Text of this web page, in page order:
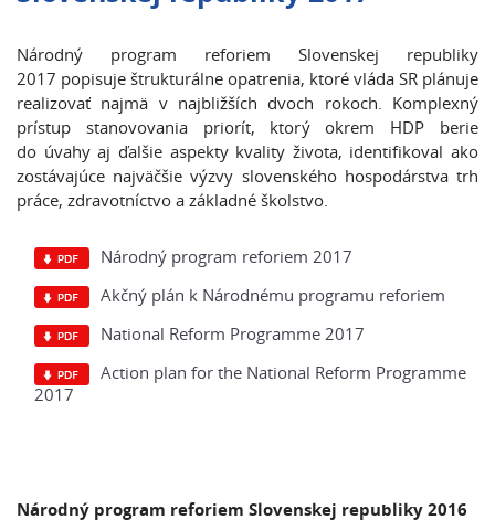
Národný program reforiem Slovenskej republiky
2017 popisuje štrukturálne opatrenia, ktoré vláda SR plánuje
realizovať najmä v najbližších dvoch rokoch. Komplexný
prístup stanovovania priorít, ktorý okrem HDP berie
do úvahy aj ďalšie aspekty kvality života, identifikoval ako
zostávajúce najväčšie výzvy slovenského hospodárstva trh
práce, zdravotníctvo a základné školstvo.
Národný program reforiem 2017
Akčný plán k Národnému programu reforiem
National Reform Programme 2017
Action plan for the National Reform Programme
2017
Národný program reforiem Slovenskej republiky 2016